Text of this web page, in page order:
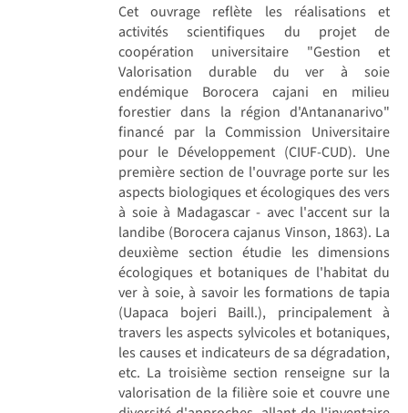
Cet ouvrage reflète les réalisations et
activités scientifiques du projet de
coopération universitaire "Gestion et
Valorisation durable du ver à soie
endémique Borocera cajani en milieu
forestier dans la région d'Antananarivo"
financé par la Commission Universitaire
pour le Développement (CIUF-CUD). Une
première section de l'ouvrage porte sur les
aspects biologiques et écologiques des vers
à soie à Madagascar - avec l'accent sur la
landibe (Borocera cajanus Vinson, 1863). La
deuxième section étudie les dimensions
écologiques et botaniques de l'habitat du
ver à soie, à savoir les formations de tapia
(Uapaca bojeri Baill.), principalement à
travers les aspects sylvicoles et botaniques,
les causes et indicateurs de sa dégradation,
etc. La troisième section renseigne sur la
valorisation de la filière soie et couvre une